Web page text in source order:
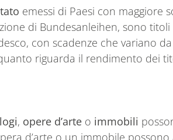
emessi di Paesi con maggiore
di Bundesanleihen, sono
con scadenze che variano
riguarda il rendimento dei
, opere d’arte o immobili
d’arte o un immobile